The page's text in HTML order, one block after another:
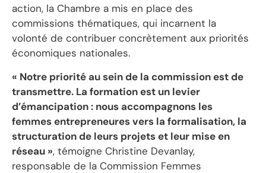
action, la Chambre a mis en place des
commissions thématiques, qui incarnent la
volonté de contribuer concrètement aux priorités
économiques nationales.
« Notre priorité au sein de la commission est de
transmettre. La formation est un levier
d’émancipation : nous accompagnons les
femmes entrepreneures vers la formalisation, la
structuration de leurs projets et leur mise en
réseau », témoigne Christine Devanlay,
responsable de la Commission Femmes